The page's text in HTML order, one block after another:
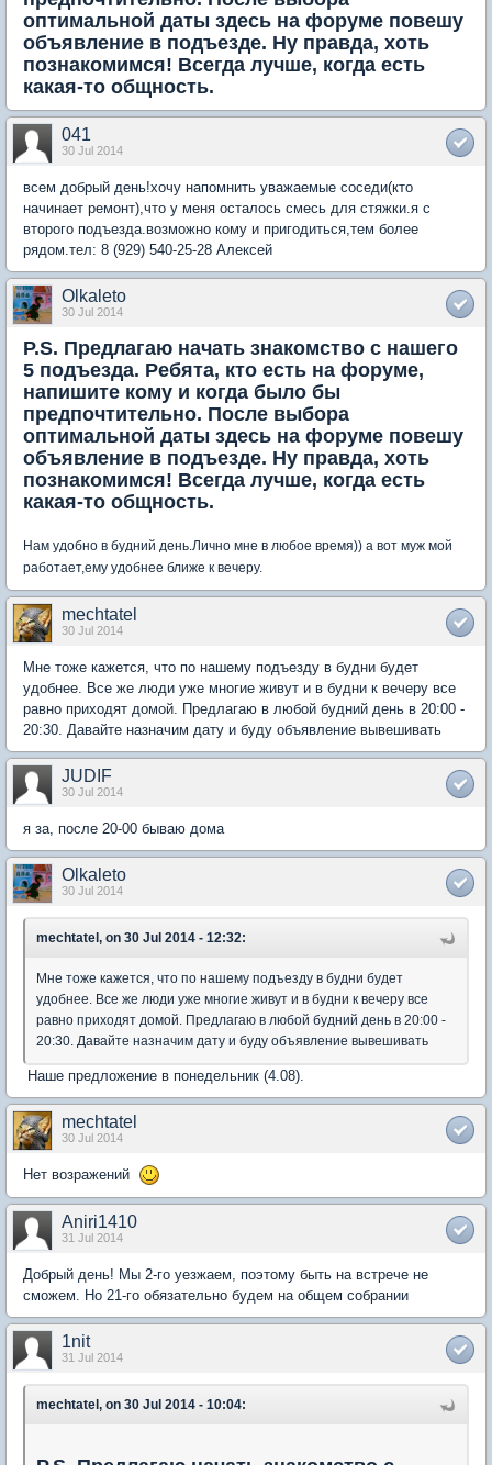
оптимальной даты здесь на форуме повешу
объявление в подъезде. Ну правда, хоть
познакомимся! Всегда лучше, когда есть
какая-то общность.
041
30 Jul 2014
всем добрый день!хочу напомнить уважаемые соседи(кто
начинает ремонт),что у меня осталось смесь для стяжки.я с
второго подъезда.возможно кому и пригодиться,тем более
рядом.тел: 8 (929) 540-25-28 Алексей
Olkaleto
30 Jul 2014
P.S. Предлагаю начать знакомство с нашего
5 подъезда. Ребята, кто есть на форуме,
напишите кому и когда было бы
предпочтительно. После выбора
оптимальной даты здесь на форуме повешу
объявление в подъезде. Ну правда, хоть
познакомимся! Всегда лучше, когда есть
какая-то общность.
Нам удобно в будний день.Лично мне в любое время)) а вот муж мой
работает,ему удобнее ближе к вечеру.
mechtatel
30 Jul 2014
Мне тоже кажется, что по нашему подъезду в будни будет
удобнее. Все же люди уже многие живут и в будни к вечеру все
равно приходят домой. Предлагаю в любой будний день в 20:00 -
20:30. Давайте назначим дату и буду объявление вывешивать
JUDIF
30 Jul 2014
я за, после 20-00 бываю дома
Olkaleto
30 Jul 2014
mechtatel, on 30 Jul 2014 - 12:32:
Мне тоже кажется, что по нашему подъезду в будни будет
удобнее. Все же люди уже многие живут и в будни к вечеру все
равно приходят домой. Предлагаю в любой будний день в 20:00 -
20:30. Давайте назначим дату и буду объявление вывешивать
Наше предложение в понедельник (4.08).
mechtatel
30 Jul 2014
Нет возражений
Aniri1410
31 Jul 2014
Добрый день! Мы 2-го уезжаем, поэтому быть на встрече не
сможем. Но 21-го обязательно будем на общем собрании
1nit
31 Jul 2014
mechtatel, on 30 Jul 2014 - 10:04: